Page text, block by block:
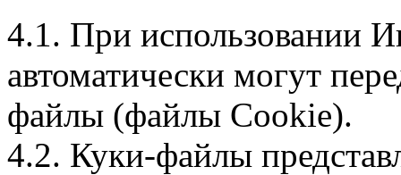
4.1. При использовании
автоматически могут
файлы (файлы Cookie).
4.2. Куки-файлы